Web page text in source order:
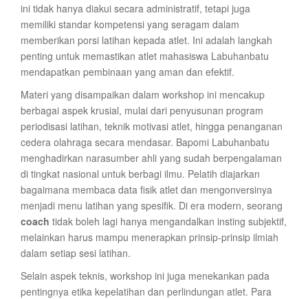
ini tidak hanya diakui secara administratif, tetapi juga
memiliki standar kompetensi yang seragam dalam
memberikan porsi latihan kepada atlet. Ini adalah langkah
penting untuk memastikan atlet mahasiswa Labuhanbatu
mendapatkan pembinaan yang aman dan efektif.
Materi yang disampaikan dalam workshop ini mencakup
berbagai aspek krusial, mulai dari penyusunan program
periodisasi latihan, teknik motivasi atlet, hingga penanganan
cedera olahraga secara mendasar. Bapomi Labuhanbatu
menghadirkan narasumber ahli yang sudah berpengalaman
di tingkat nasional untuk berbagi ilmu. Pelatih diajarkan
bagaimana membaca data fisik atlet dan mengonversinya
menjadi menu latihan yang spesifik. Di era modern, seorang
coach tidak boleh lagi hanya mengandalkan insting subjektif,
melainkan harus mampu menerapkan prinsip-prinsip ilmiah
dalam setiap sesi latihan.
Selain aspek teknis, workshop ini juga menekankan pada
pentingnya etika kepelatihan dan perlindungan atlet. Para